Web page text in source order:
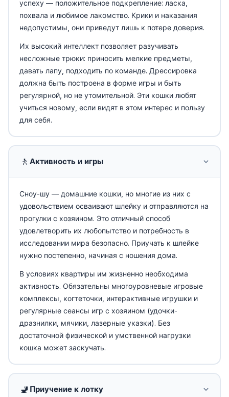
успеху — положительное подкрепление: ласка,
похвала и любимое лакомство. Крики и наказания
недопустимы, они приведут лишь к потере доверия.
Их высокий интеллект позволяет разучивать
несложные трюки: приносить мелкие предметы,
давать лапу, подходить по команде. Дрессировка
должна быть построена в форме игры и быть
регулярной, но не утомительной. Эти кошки любят
учиться новому, если видят в этом интерес и пользу
для себя.
🚶 Активность и игры
Сноу-шу — домашние кошки, но многие из них с
удовольствием осваивают шлейку и отправляются на
прогулки с хозяином. Это отличный способ
удовлетворить их любопытство и потребность в
исследовании мира безопасно. Приучать к шлейке
нужно постепенно, начиная с ношения дома.
В условиях квартиры им жизненно необходима
активность. Обязательны многоуровневые игровые
комплексы, когтеточки, интерактивные игрушки и
регулярные сеансы игр с хозяином (удочки-
дразнилки, мячики, лазерные указки). Без
достаточной физической и умственной нагрузки
кошка может заскучать.
🚽 Приучение к лотку